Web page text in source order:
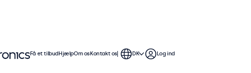
Få et tilbudHjælpOm osKontakt os DK Log ind